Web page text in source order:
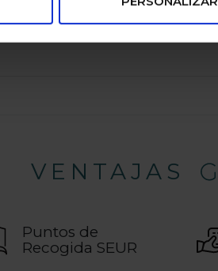
VENTAJAS
Puntos de
Recogida SEUR